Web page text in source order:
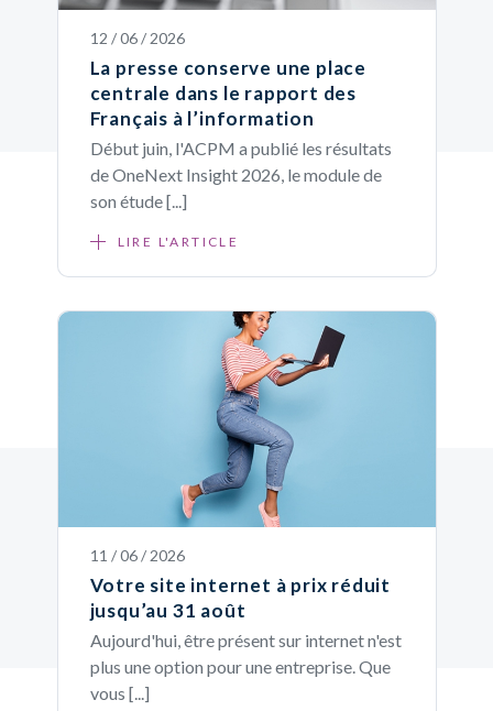
12 / 06 / 2026
La presse conserve une place
centrale dans le rapport des
Français à l’information
Début juin, l'ACPM a publié les résultats
de OneNext Insight 2026, le module de
son étude [...]
LIRE L'ARTICLE
11 / 06 / 2026
Votre site internet à prix réduit
jusqu’au 31 août
Aujourd'hui, être présent sur internet n'est
plus une option pour une entreprise. Que
vous [...]